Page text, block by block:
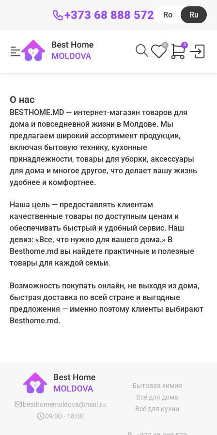
+373 68 888 572 Ro Ru
0 0
О нас
BESTHOME.MD — интернет-магазин товаров для
дома и повседневной жизни в Молдове. Мы
предлагаем широкий ассортимент продукции,
включая бытовую технику, кухонные
принадлежности, товары для уборки, аксессуары
для дома и многое другое, что делает вашу жизнь
удобнее и комфортнее.
Наша цель — предоставлять клиентам
качественные товары по доступным ценам и
обеспечивать быстрый и удобный сервис. Наш
девиз: «Все, что нужно для вашего дома.» В
Besthome.md вы найдете практичные и полезные
товары для каждой семьи.
Возможность покупать онлайн, не выходя из дома,
быстрая доставка по всей стране и выгодные
предложения — именно поэтому клиенты выбирают
Besthome.md.
Вход
E-mail
Пароль
Вход
Или
Регистрация
Пароль
Повторить пароль
Регистрация
Забыли пароль? Создать аккаунт
E-mail
Или
Вход
Корзина
besthomemoldova@mail.ru
09:00 - 18:00
Бытовая химия
Всё для дома
Всё для кухни